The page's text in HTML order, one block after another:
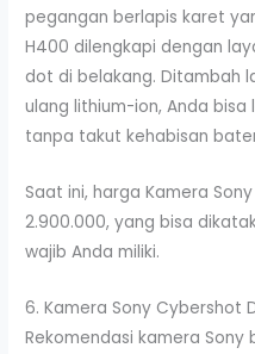
pegangan berlapis karet
H400 dilengkapi dengan
dot di belakang. Ditambah
ulang lithium-ion, Anda
tanpa takut kehabisan
Saat ini, harga Kamera
2.900.000, yang bisa
wajib Anda miliki.
6. Kamera Sony Cybershot
Rekomendasi kamera